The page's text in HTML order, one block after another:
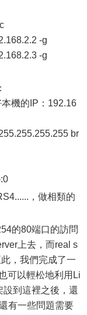
-g
-g
機的IP：192.16
br
，做相類的
的80端口的訪問
上去，而real s
，我們完成了一
可以輕松地利用Li
設到這裡之後，還
有一些問題需要